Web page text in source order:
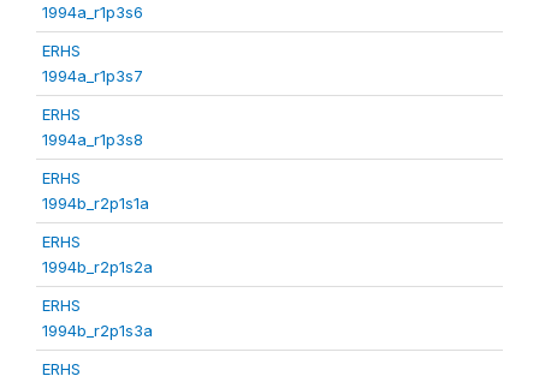
1994a_r1p3s6
ERHS
1994a_r1p3s7
ERHS
1994a_r1p3s8
ERHS
1994b_r2p1s1a
ERHS
1994b_r2p1s2a
ERHS
1994b_r2p1s3a
ERHS